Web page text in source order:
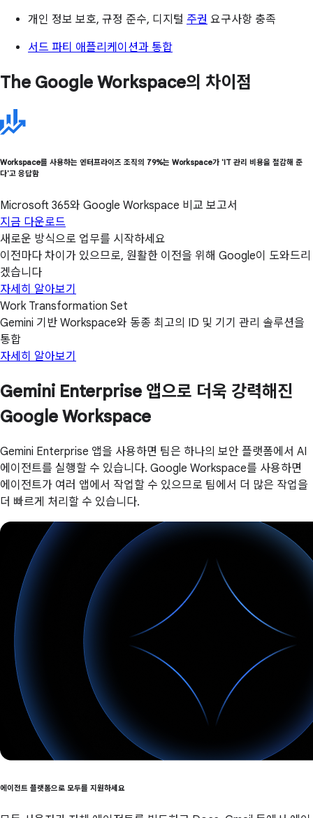
개인 정보 보호, 규정 준수, 디지털 주권 요구사항 충족
서드 파티 애플리케이션과 통합
The Google Workspace의 차이점
Workspace를 사용하는 엔터프라이즈 조직의 79%는 Workspace가 'IT 관리 비용을 절감해 준
다'고 응답함
Microsoft 365와 Google Workspace 비교 보고서
지금 다운로드
새로운 방식으로 업무를 시작하세요
이전마다 차이가 있으므로, 원활한 이전을 위해 Google이 도와드리
겠습니다
자세히 알아보기
Work Transformation Set
Gemini 기반 Workspace와 동종 최고의 ID 및 기기 관리 솔루션을
통합
자세히 알아보기
Gemini Enterprise 앱으로 더욱 강력해진
Google Workspace
Gemini Enterprise 앱을 사용하면 팀은 하나의 보안 플랫폼에서 AI
에이전트를 실행할 수 있습니다. Google Workspace를 사용하면
에이전트가 여러 앱에서 작업할 수 있으므로 팀에서 더 많은 작업을
더 빠르게 처리할 수 있습니다.
에이전트 플랫폼으로 모두를 지원하세요